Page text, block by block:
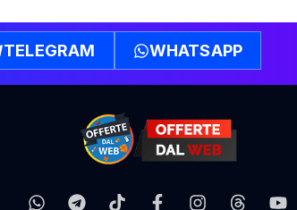
TELEGRAM WHATSAPP